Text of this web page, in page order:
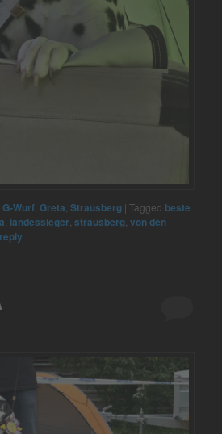
,G-Wurf ,Greta ,Strausberg |Tagged beste
landessieger ,strausberg ,von den